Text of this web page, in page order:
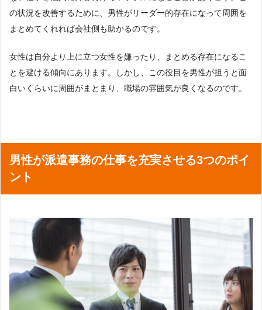
の状況を改善するために、男性がリーダー的存在になって周囲を
まとめてくれれば会社側も助かるのです。
女性は自分より上に立つ女性を嫌ったり、まとめる存在になるこ
とを避ける傾向にあります。しかし、この役目を男性が担うと面
白いくらいに周囲がまとまり、職場の雰囲気が良くなるのです。
男性が派遣事務の仕事を充実させる3つのポイ
ント